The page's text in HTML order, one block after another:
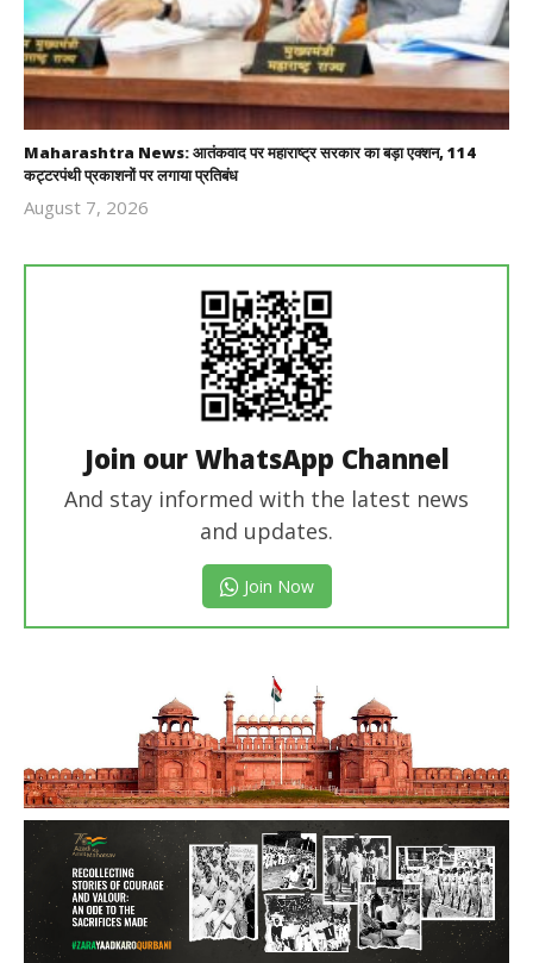
Maharashtra News: आतंकवाद पर महाराष्ट्र सरकार का बड़ा एक्शन, 114
कट्टरपंथी प्रकाशनों पर लगाया प्रतिबंध
August 7, 2026
Join our WhatsApp Channel
And stay informed with the latest news
and updates.
Join Now